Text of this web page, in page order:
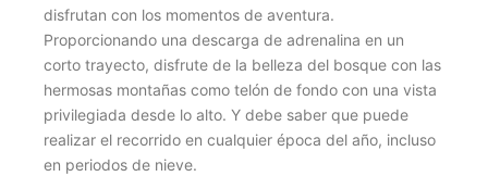
disfrutan con los momentos de aventura.
Proporcionando una descarga de adrenalina en un
corto trayecto, disfrute de la belleza del bosque con las
hermosas montañas como telón de fondo con una vista
privilegiada desde lo alto. Y debe saber que puede
realizar el recorrido en cualquier época del año, incluso
en periodos de nieve.